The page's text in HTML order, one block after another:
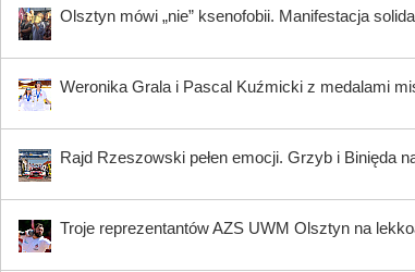
Olsztyn mówi „nie” ksenofobii. Manifestacja
Weronika Grala i Pascal Kuźmicki z medalami
Rajd Rzeszowski pełen emocji. Grzyb i Binięda
Troje reprezentantów AZS UWM Olsztyn na